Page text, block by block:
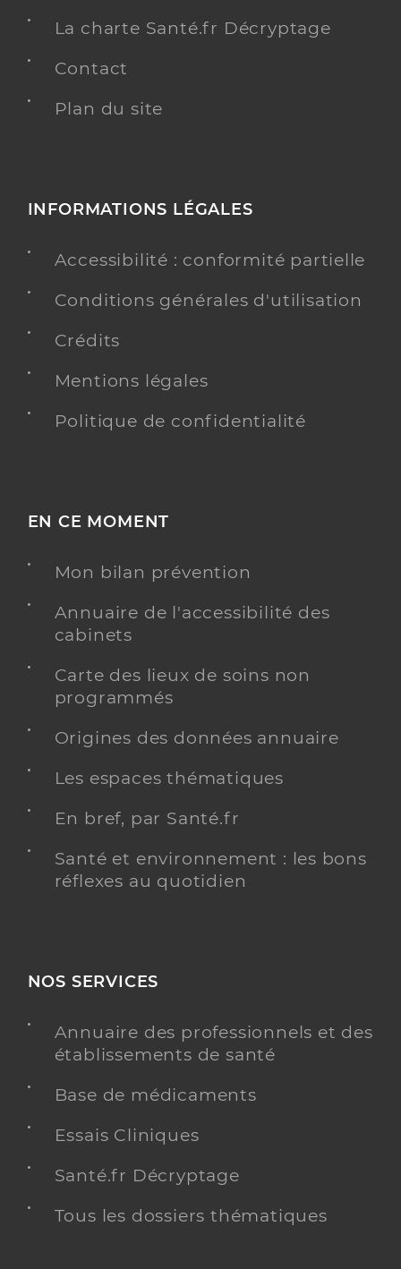
La charte Santé.fr Décryptage
Contact
Plan du site
INFORMATIONS LÉGALES
Accessibilité : conformité partielle
Conditions générales d'utilisation
Crédits
Mentions légales
Politique de confidentialité
EN CE MOMENT
Mon bilan prévention
Annuaire de l'accessibilité des
cabinets
Carte des lieux de soins non
programmés
Origines des données annuaire
Les espaces thématiques
En bref, par Santé.fr
Santé et environnement : les bons
réflexes au quotidien
NOS SERVICES
Annuaire des professionnels et des
établissements de santé
Base de médicaments
Essais Cliniques
Santé.fr Décryptage
Tous les dossiers thématiques